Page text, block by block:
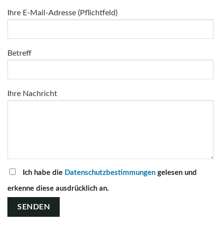
Ihre E-Mail-Adresse (Pflichtfeld)
Betreff
Ihre Nachricht
Ich habe die Datenschutzbestimmungen gelesen und
erkenne diese ausdrücklich an.